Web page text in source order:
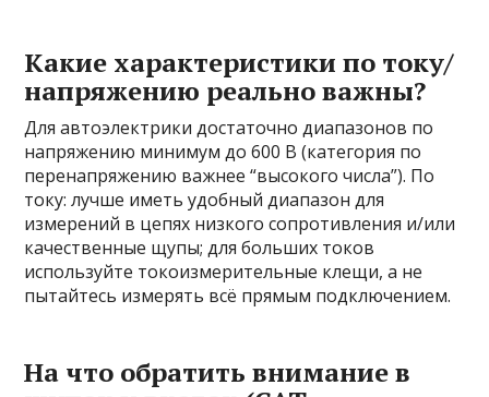
Какие характеристики по току/
напряжению реально важны?
Для автоэлектрики достаточно диапазонов по
напряжению минимум до 600 В (категория по
перенапряжению важнее “высокого числа”). По
току: лучше иметь удобный диапазон для
измерений в цепях низкого сопротивления и/или
качественные щупы; для больших токов
используйте токоизмерительные клещи, а не
пытайтесь измерять всё прямым подключением.
На что обратить внимание в